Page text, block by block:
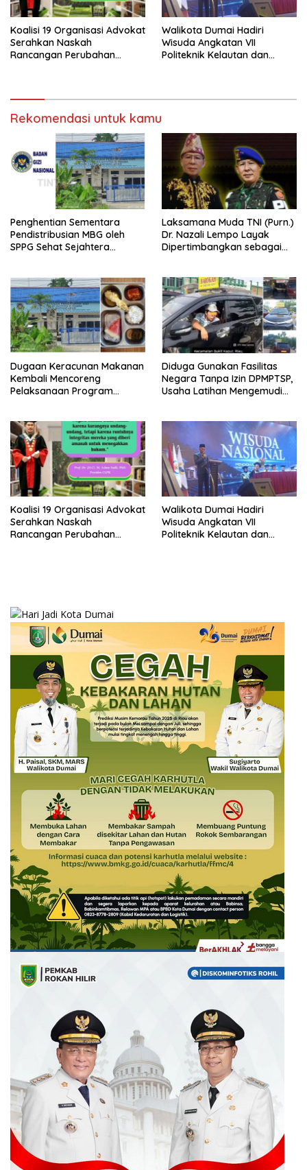
Koalisi 19 Organisasi Advokat
Serahkan Naskah
Rancangan Perubahan
Walikota Dumai Hadiri
Wisuda Angkatan VII
Politeknik Kelautan dan
Rekomendasi untuk kamu
Penghentian Sementara
Pendistribusian MBG oleh
SPPG Sehat Sejahtera
Laksamana Muda TNI (Purn.)
Dr. Nazali Lempo Layak
Dipertimbangkan sebagai
Berkompromi terhadap
Penegakan Hukum
Dugaan Keracunan Makanan
Kembali Mencoreng
Pelaksanaan Program
Bersama Kota Dumai
Diduga Gunakan Fasilitas
Negara Tanpa Izin DPMPTSP,
Usaha Latihan Mengemudi
Koalisi 19 Organisasi Advokat
Serahkan Naskah
Rancangan Perubahan
Walikota Dumai Hadiri
Wisuda Angkatan VII
Politeknik Kelautan dan